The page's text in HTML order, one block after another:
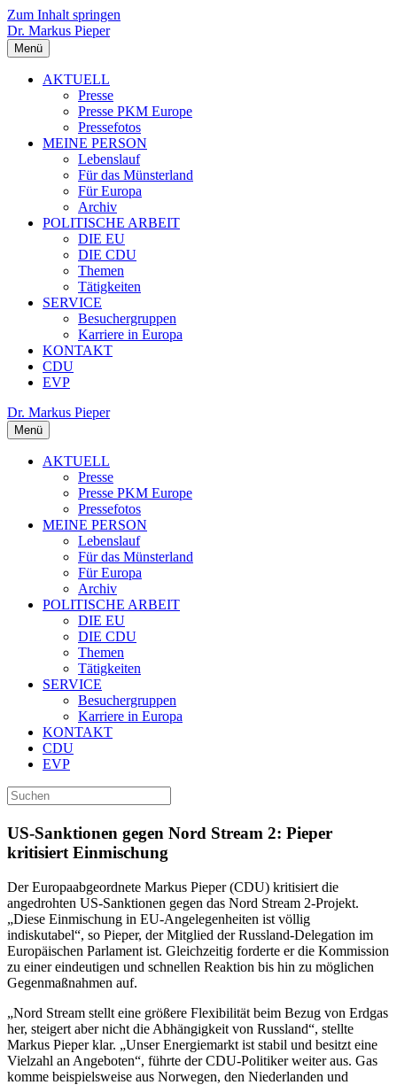
Zum Inhalt springen
Dr. Markus Pieper
Menü
AKTUELL
Presse
Presse PKM Europe
Pressefotos
MEINE PERSON
Lebenslauf
Für das Münsterland
Für Europa
Archiv
POLITISCHE ARBEIT
DIE EU
DIE CDU
Themen
Tätigkeiten
SERVICE
Besuchergruppen
Karriere in Europa
KONTAKT
CDU
EVP
Dr. Markus Pieper
Menü
AKTUELL
Presse
Presse PKM Europe
Pressefotos
MEINE PERSON
Lebenslauf
Für das Münsterland
Für Europa
Archiv
POLITISCHE ARBEIT
DIE EU
DIE CDU
Themen
Tätigkeiten
SERVICE
Besuchergruppen
Karriere in Europa
KONTAKT
CDU
EVP
US-Sanktionen gegen Nord Stream 2: Pieper
kritisiert Einmischung
Der Europaabgeordnete Markus Pieper (CDU) kritisiert die
angedrohten US-Sanktionen gegen das Nord Stream 2-Projekt.
„Diese Einmischung in EU-Angelegenheiten ist völlig
indiskutabel“, so Pieper, der Mitglied der Russland-Delegation im
Europäischen Parlament ist. Gleichzeitig forderte er die Kommission
zu einer eindeutigen und schnellen Reaktion bis hin zu möglichen
Gegenmaßnahmen auf.
„Nord Stream stellt eine größere Flexibilität beim Bezug von Erdgas
her, steigert aber nicht die Abhängigkeit von Russland“, stellte
Markus Pieper klar. „Unser Energiemarkt ist stabil und besitzt eine
Vielzahl an Angeboten“, führte der CDU-Politiker weiter aus. Gas
komme beispielsweise aus Norwegen, den Niederlanden und